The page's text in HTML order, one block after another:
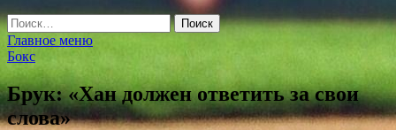
Найти:
Главное меню
Бокс
Брук: «Хан должен ответить за свои
слова»